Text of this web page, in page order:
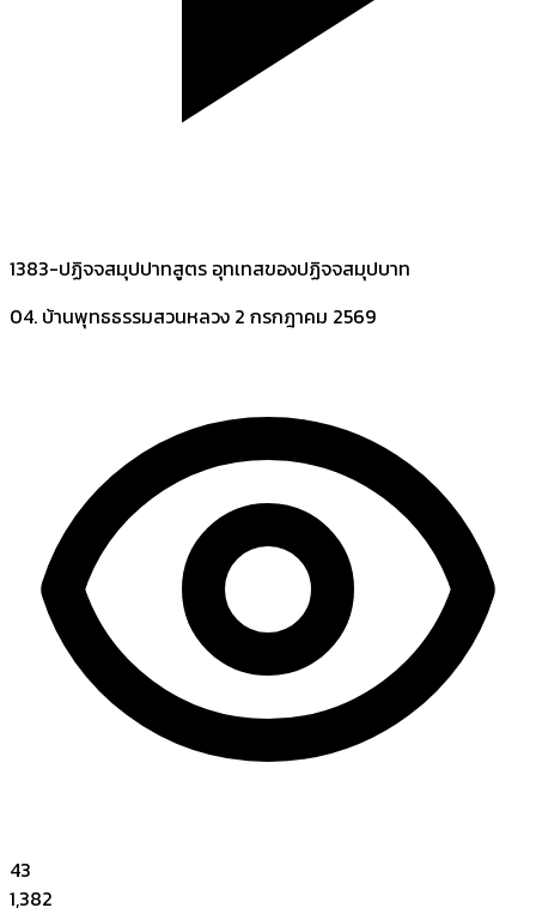
1383-ปฏิจจสมุปปาทสูตร อุทเทสของปฏิจจสมุปบาท
04. บ้านพุทธธรรมสวนหลวง 2 กรกฎาคม 2569
43
1,382